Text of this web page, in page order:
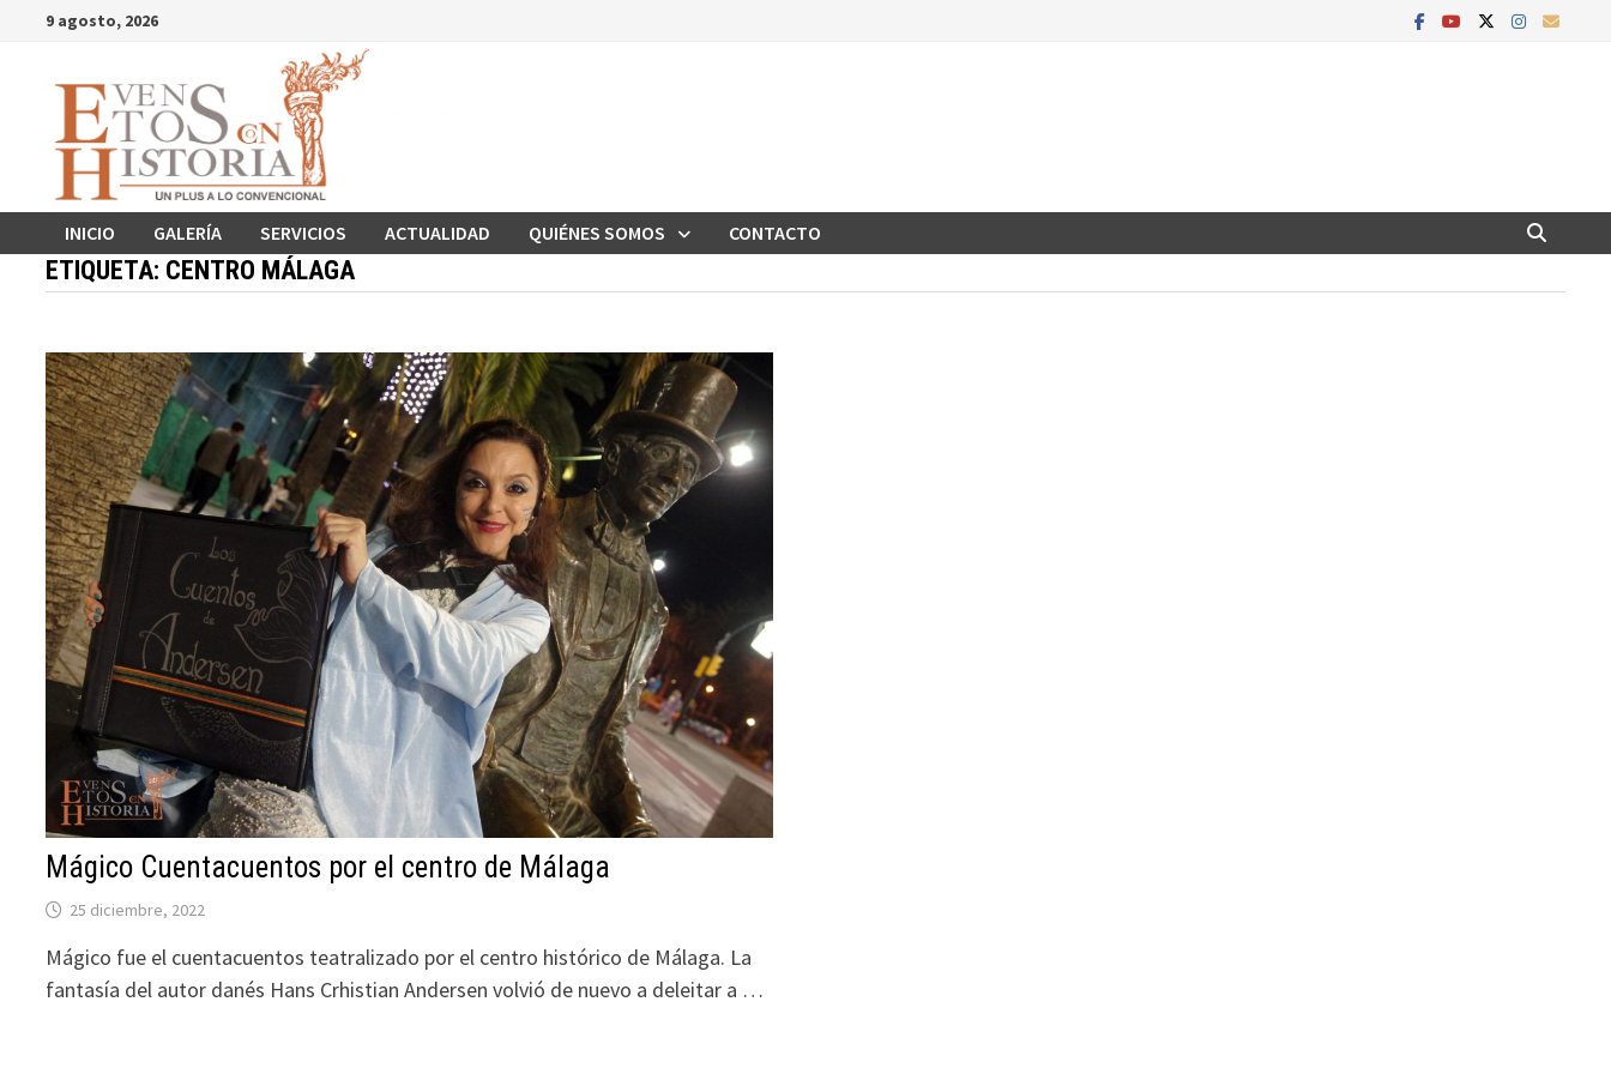
Saltar
contenido
9 agosto, 2026
INICIO GALERÍA SERVICIOS ACTUALIDAD QUIÉNES SOMOS CONTACTO
ETIQUETA: CENTRO MÁLAGA
Mágico Cuentacuentos por el centro de Málaga
25 diciembre, 2022
Mágico fue el cuentacuentos teatralizado por el centro histórico de Málaga. La
fantasía del autor danés Hans Crhistian Andersen volvió de nuevo a deleitar a …